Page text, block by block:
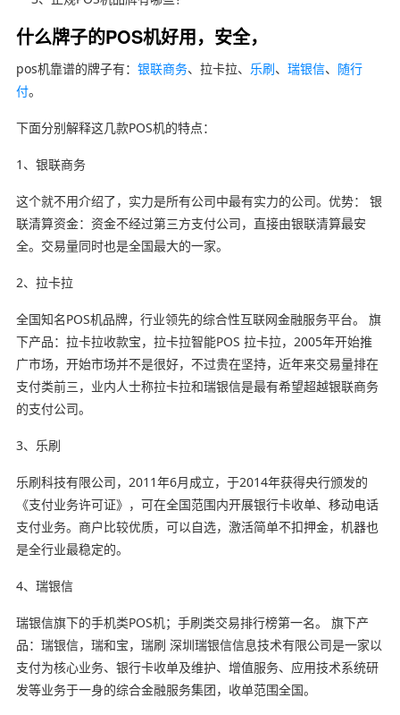
什么牌子的POS机好用，安全，
pos机靠谱的牌子有： 银联商务、拉卡拉、 乐刷、 瑞银信、 随行
付。
下面分别解释这几款POS机的特点：
1、银联商务
这个就不用介绍了，实力是所有公司中最有实力的公司。优势： 银
联清算资金：资金不经过第三方支付公司，直接由银联清算最安
全。交易量同时也是全国最大的一家。
2、拉卡拉
全国知名POS机品牌，行业领先的综合性互联网金融服务平台。 旗
下产品：拉卡拉收款宝，拉卡拉智能POS 拉卡拉，2005年开始推
广市场，开始市场并不是很好，不过贵在坚持，近年来交易量排在
支付类前三，业内人士称拉卡拉和瑞银信是最有希望超越银联商务
的支付公司。
3、乐刷
乐刷科技有限公司，2011年6月成立，于2014年获得央行颁发的
《支付业务许可证》，可在全国范围内开展银行卡收单、移动电话
支付业务。商户比较优质，可以自选，激活简单不扣押金，机器也
是全行业最稳定的。
4、瑞银信
瑞银信旗下的手机类POS机；手刷类交易排行榜第一名。 旗下产
品：瑞银信，瑞和宝，瑞刷 深圳瑞银信信息技术有限公司是一家以
支付为核心业务、银行卡收单及维护、增值服务、应用技术系统研
发等业务于一身的综合金融服务集团，收单范围全国。